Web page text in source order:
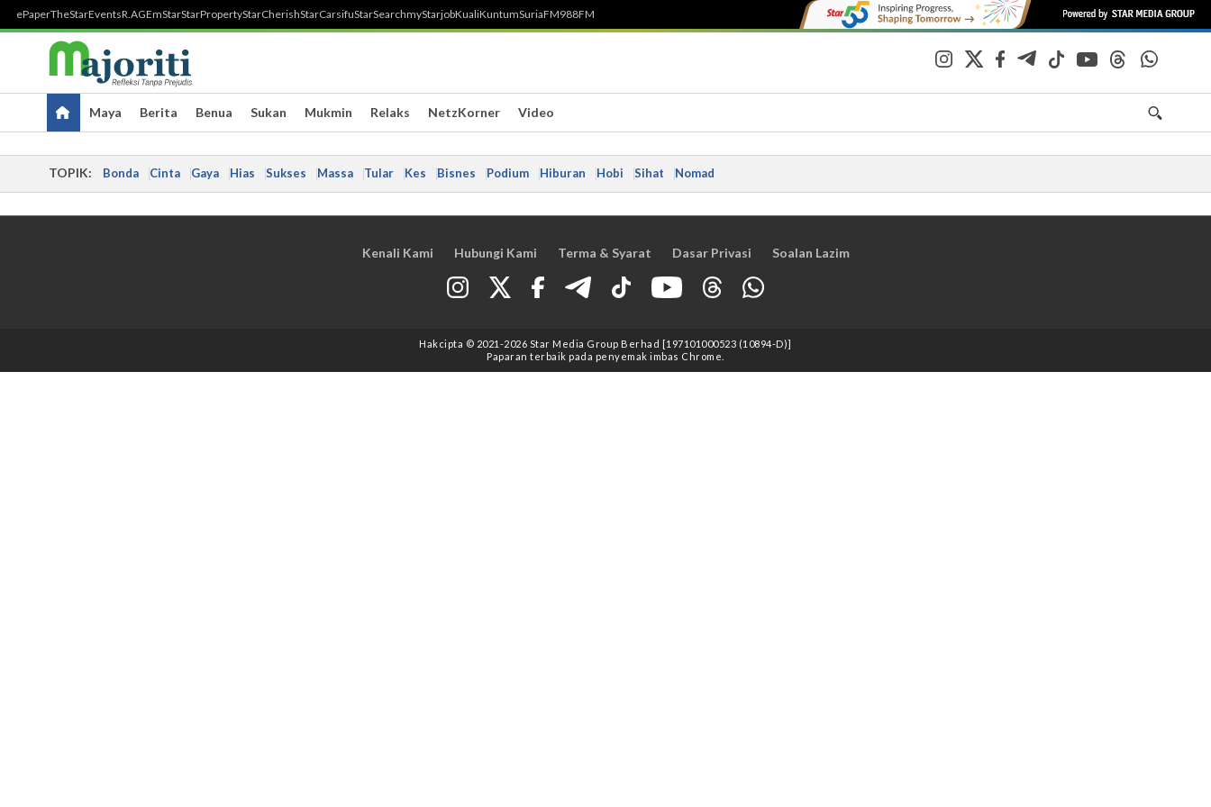
ePaperTheStarEventsR.AGEmStarStarPropertyStarCherishStarCarsifuStarSearchmyStarjobKualiKuntumSuriaFM988FM
Maya Berita Benua Sukan Mukmin Relaks NetzKorner Video
TOPIK: Bonda Cinta Gaya Hias Sukses Massa Tular Kes Bisnes Podium Hiburan Hobi Sihat Nomad
Kenali Kami Hubungi Kami Terma & Syarat Dasar Privasi Soalan Lazim
Hakcipta © 2021 -2026 Star Media Group Berhad [197101000523 (10894-D)]
Paparan terbaik pada penyemak imbas Chrome.